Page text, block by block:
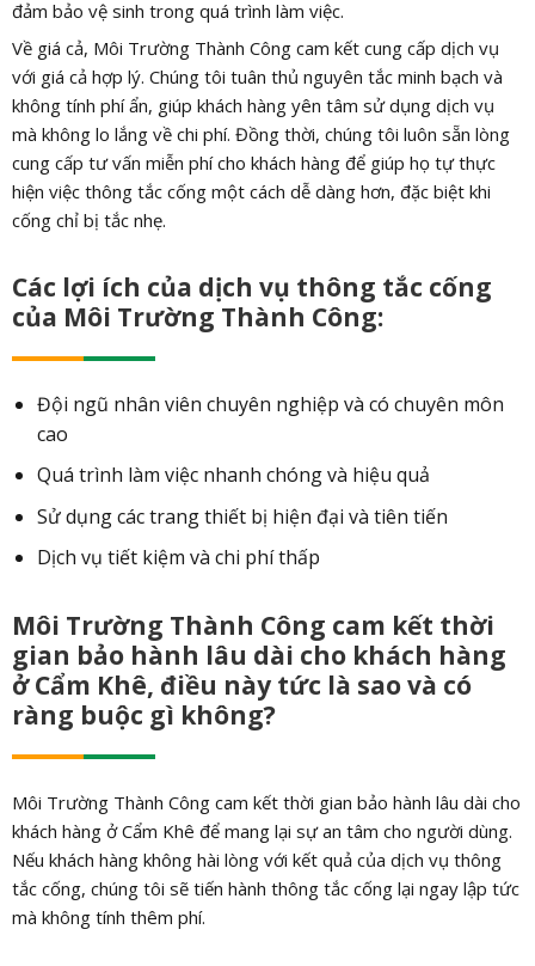
đảm bảo vệ sinh trong quá trình làm việc.
Về giá cả, Môi Trường Thành Công cam kết cung cấp dịch vụ
với giá cả hợp lý. Chúng tôi tuân thủ nguyên tắc minh bạch và
không tính phí ẩn, giúp khách hàng yên tâm sử dụng dịch vụ
mà không lo lắng về chi phí. Đồng thời, chúng tôi luôn sẵn lòng
cung cấp tư vấn miễn phí cho khách hàng để giúp họ tự thực
hiện việc thông tắc cống một cách dễ dàng hơn, đặc biệt khi
cống chỉ bị tắc nhẹ.
Các lợi ích của dịch vụ thông tắc cống
của Môi Trường Thành Công:
Đội ngũ nhân viên chuyên nghiệp và có chuyên môn
cao
Quá trình làm việc nhanh chóng và hiệu quả
Sử dụng các trang thiết bị hiện đại và tiên tiến
Dịch vụ tiết kiệm và chi phí thấp
Môi Trường Thành Công cam kết thời
gian bảo hành lâu dài cho khách hàng
ở Cẩm Khê, điều này tức là sao và có
ràng buộc gì không?
Môi Trường Thành Công cam kết thời gian bảo hành lâu dài cho
khách hàng ở Cẩm Khê để mang lại sự an tâm cho người dùng.
Nếu khách hàng không hài lòng với kết quả của dịch vụ thông
tắc cống, chúng tôi sẽ tiến hành thông tắc cống lại ngay lập tức
mà không tính thêm phí.